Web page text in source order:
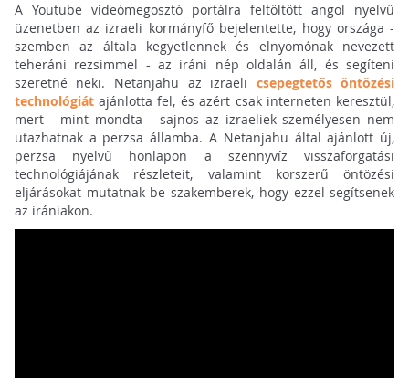
A Youtube videómegosztó portálra feltöltött angol nyelvű
üzenetben az izraeli kormányfő bejelentette, hogy országa -
szemben az általa kegyetlennek és elnyomónak nevezett
teheráni rezsimmel - az iráni nép oldalán áll, és segíteni
szeretné neki. Netanjahu az izraeli csepegtetős öntözési
technológiátajánlotta fel, és azért csak interneten keresztül,
mert - mint mondta - sajnos az izraeliek személyesen nem
utazhatnak a perzsa államba. A Netanjahu által ajánlott új,
perzsa nyelvű honlapon a szennyvíz visszaforgatási
technológiájának részleteit, valamint korszerű öntözési
eljárásokat mutatnak be szakemberek, hogy ezzel segítsenek
az irániakon.